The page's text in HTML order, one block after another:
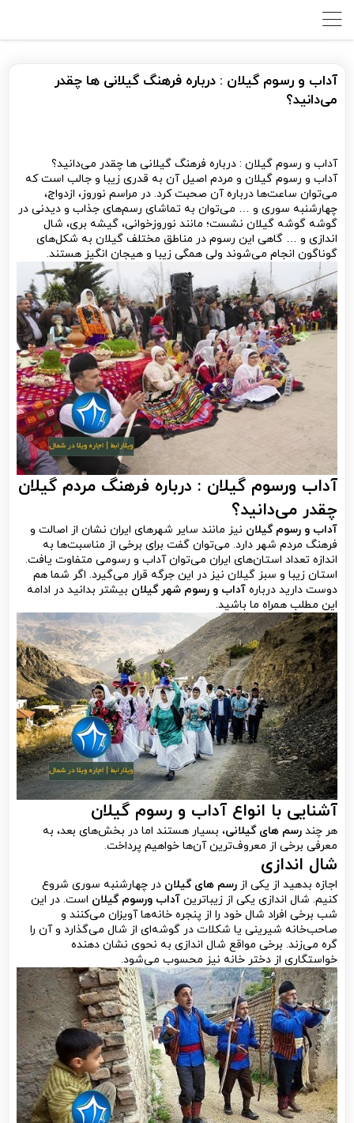
آداب و رسوم گیلان : درباره فرهنگ گیلانی ها چقدر
می‌دانید؟
آداب و رسوم گیلان : درباره فرهنگ گیلانی ها چقدر می‌دانید؟
آداب و رسوم گیلان و مردم اصیل آن به قدری زیبا و جالب است که
می‌توان ساعت‌ها درباره آن صحبت کرد. در مراسم نوروز، ازدواج،
چهارشنبه سوری و … می‌توان به تماشای رسم‌های جذاب و دیدنی در
گوشه گوشه گیلان نشست؛ مانند نوروزخوانی، گیشه بری، شال
اندازی و … گاهی این رسوم در مناطق مختلف گیلان به شکل‌های
گوناگون انجام می‌شوند ولی همگی زیبا و هیجان انگیز هستند.
آداب ورسوم گیلان : درباره فرهنگ مردم گیلان
چقدر می‌دانید؟
آداب و رسوم گیلان نیز مانند سایر شهرهای ایران نشان از اصالت و
فرهنگ مردم شهر دارد. می‌توان گفت برای برخی از مناسبت‌ها به
اندازه تعداد استان‌های ایران می‌توان آداب و رسومی متفاوت یافت.
استان زیبا و سبز گیلان نیز در این جرگه قرار می‌گیرد. اگر شما هم
دوست دارید درباره آداب و رسوم شهر گیلان بیشتر بدانید در ادامه
این مطلب همراه ما باشید.
آشنایی با انواع آداب و رسوم گیلان
هر چند رسم های گیلانی، بسیار هستند اما در بخش‌های بعد، به
معرفی برخی از معروف‌ترین آن‌ها خواهیم پرداخت.
شال اندازی
اجازه بدهید از یکی از رسم های گیلان در چهارشنبه سوری شروع
کنیم. شال اندازی یکی از زیباترین آداب ورسوم گیلان است. در این
شب برخی افراد شال خود را از پنجره خانه‌ها آویزان می‌کنند و
صاحب‌خانه شیرینی یا شکلات در گوشه‌ای از شال می‌گذارد و آن را
گره می‌زند. برخی مواقع شال اندازی به نحوی نشان دهنده
خواستگاری از دختر خانه نیز محسوب می‌شود.